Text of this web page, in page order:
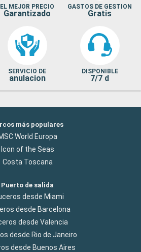
EL MEJOR PRECIO
Garantizado
GASTOS DE GESTION
Gratis
SERVICIO DE
anulacion
DISPONIBLE
7/7 d
más populares
World Europa
Icon of the Seas
Costa Toscana
Puerto de salida
desde Miami
desde Barcelona
desde Valencia
desde Rio de Janeiro
desde Buenos Aires